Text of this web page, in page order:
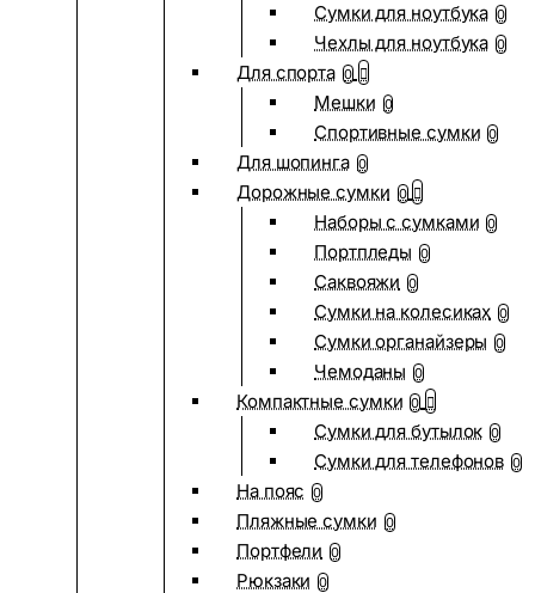
Сумки для ноутбука 0
Чехлы для ноутбука 0
Для спорта 0
Мешки 0
Спортивные сумки 0
Для шопинга 0
Дорожные сумки 0
Наборы с сумками 0
Портпледы 0
Саквояжи 0
Сумки на колесиках 0
Сумки органайзеры 0
Чемоданы 0
Компактные сумки 0
Сумки для бутылок 0
Сумки для телефонов 0
На пояс 0
Пляжные сумки 0
Портфели 0
Рюкзаки 0